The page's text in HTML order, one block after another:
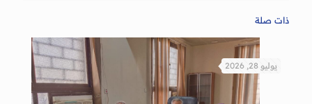
ذات صلة
يوليو 28, 2026